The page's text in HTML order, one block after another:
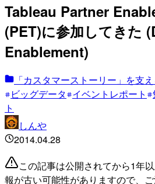
Tableau Partner
(PET)に参加してきた
Enablement)
「カスタマーストーリー」を支
ビッグデータ イベントレポート
ト
しんや
2014.04.28
この記事は公開されてから1年
報が古い可能性がありますので、ご